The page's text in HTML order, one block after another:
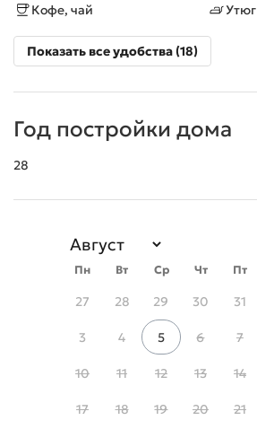
Кофе, чай
Утюг
Показать все удобства (18)
Год постройки дома
28
Пн Вт Ср Чт Пт
27 28 29 30 31
3 4 5 6 7
10 11 12 13 14
17 18 19 20 21